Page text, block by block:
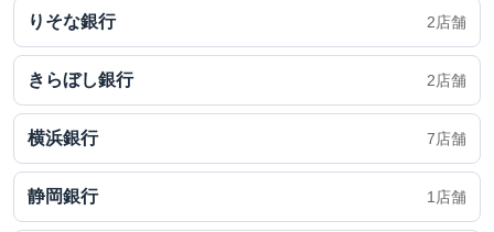
りそな銀行 2店舗
きらぼし銀行 2店舗
横浜銀行 7店舗
静岡銀行 1店舗